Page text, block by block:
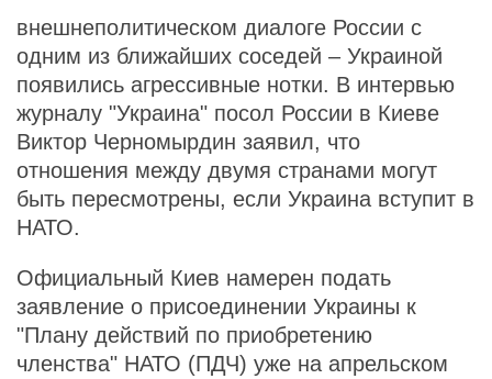
внешнеполитическом диалоге России с
одним из ближайших соседей – Украиной
появились агрессивные нотки. В интервью
журналу "Украина" посол России в Киеве
Виктор Черномырдин заявил, что
отношения между двумя странами могут
быть пересмотрены, если Украина вступит в
НАТО.
Официальный Киев намерен подать
заявление о присоединении Украины к
"Плану действий по приобретению
членства" НАТО (ПДЧ) уже на апрельском